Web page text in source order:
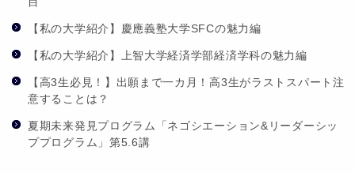
【私の大学紹介】慶應義塾大学SFCの魅力編
【私の大学紹介】上智大学経済学部経済学科の魅力編
【高3生必見！】出願まで一カ月！高3生がラストスパート注
意することは？
夏期未来発見プログラム「ネゴシエーション&リーダーシッ
ププログラム」第5.6講